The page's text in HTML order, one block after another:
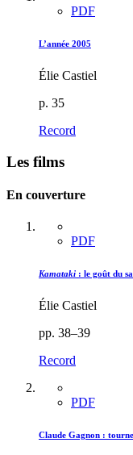
PDF
L’année 2005
Élie Castiel
p. 35
Record
Les films
En couverture
PDF
Kamataki : le goût du
Élie Castiel
pp. 38–39
Record
PDF
Claude Gagnon :